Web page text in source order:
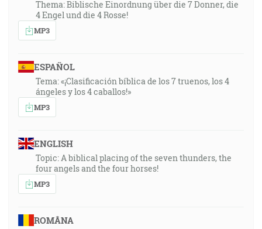
Thema: Biblische Einordnung über die 7 Donner, die
4 Engel und die 4 Rosse!
MP3
ESPAÑOL
Tema: «¡Clasificación bíblica de los 7 truenos, los 4
ángeles y los 4 caballos!»
MP3
ENGLISH
Topic: A biblical placing of the seven thunders, the
four angels and the four horses!
MP3
ROMÂNA